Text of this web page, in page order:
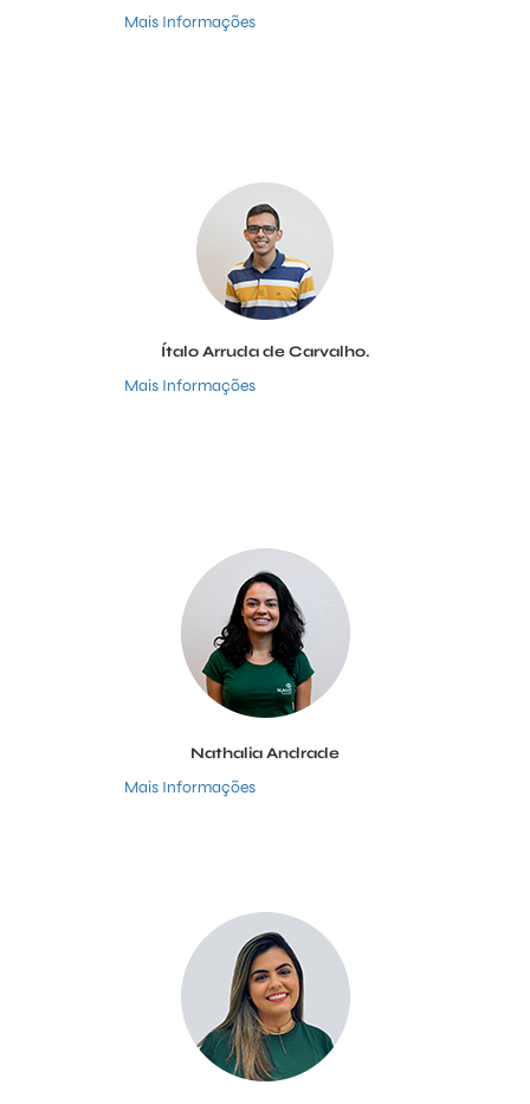
Mais Informações
Ítalo Arruda de Carvalho.
Mais Informações
Nathalia Andrade
Mais Informações